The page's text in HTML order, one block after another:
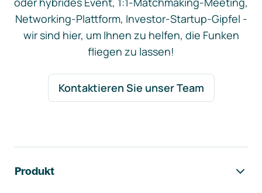
Networking-Plattform, Investor-Startup-Gipfel -
wir sind hier, um Ihnen zu helfen, die Funken
fliegen zu lassen!
Kontaktieren Sie unser Team
Produkt